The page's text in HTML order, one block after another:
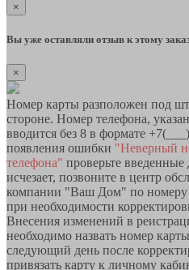
×
Вы уже оставляли отзыв к этому
×
Номер карты разположен под
стороне. Номер телефона,
вводится без 8 в формате
появления ошибки "Неверный
телефона" проверьте
исчезает, позвоните в центр
компании "Ваш Дом" по номеру
при необходимости
Внесения изменений в
необходимо назвать номер
следующий день после
привязать карту к личному